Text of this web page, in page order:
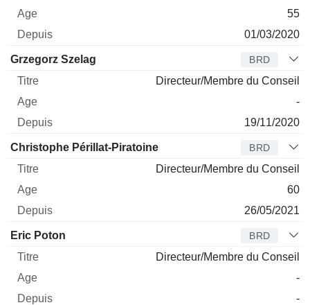
55
01/03/2020
Grzegorz Szelag BRD
Directeur/Membre du Conseil
-
19/11/2020
Christophe Périllat-Piratoine BRD
Directeur/Membre du Conseil
60
26/05/2021
Eric Poton BRD
Directeur/Membre du Conseil
-
-